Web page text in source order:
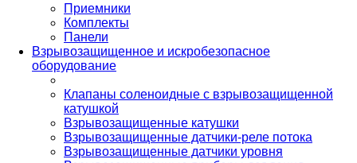
Приемники
Комплекты
Панели
Взрывозащищенное и искробезопасное
оборудование
Клапаны соленоидные с взрывозащищенной
катушкой
Взрывозащищенные катушки
Взрывозащищенные датчики-реле потока
Взрывозащищенные датчики уровня